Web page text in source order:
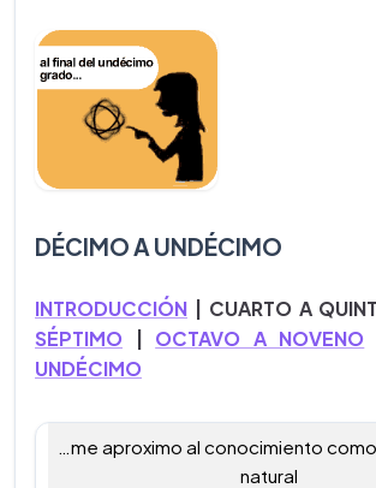
DÉCIMO A UNDÉCIMO
INTRODUCCIÓN | CUARTO A
SÉPTIMO
OCTAVO A NOVENO
UNDÉCIMO
…me aproximo al conocimiento
natural